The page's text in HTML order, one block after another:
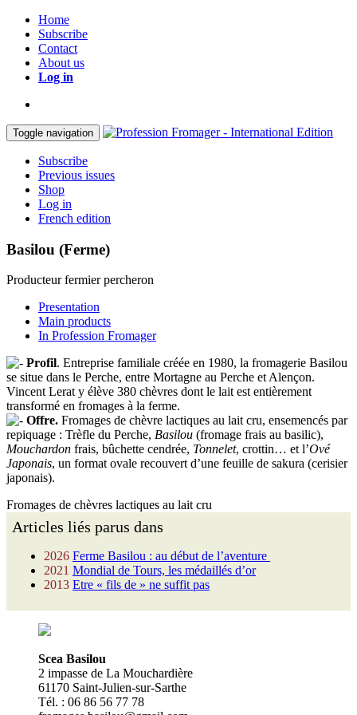
Home
Subscribe
Contact
About us
Log in
Toggle navigation
Subscribe
Previous issues
Shop
Log in
French edition
Basilou (Ferme)
Producteur fermier percheron
Presentation
Main products
In Profession Fromager
Profil. Entreprise familiale créée en 1980, la fromagerie Basilou
se situe dans le Perche, entre Mortagne au Perche et Alençon.
Vincent Lerat y élève 380 chèvres dont le lait est entièrement
transformé en fromages à la ferme.
Offre. Fromages de chèvre lactiques au lait cru, ensemencés par
repiquage : Trèfle du Perche, Basilou (fromage frais au basilic),
Mouchardon frais, bûchette cendrée, Tonnelet, crottin… et l’Ové
Japonais, un format ovale recouvert d’une feuille de sakura (cerisier
japonais).
Fromages de chèvres lactiques au lait cru
Articles liés parus dans
2026 Ferme Basilou : au début de l’aventure
2021 Mondial de Tours, les médaillés d’or
2013 Etre « fils de » ne suffit pas
Scea Basilou
2 impasse de La Mouchardière
61170 Saint-Julien-sur-Sarthe
Tél. : 06 86 56 77 78